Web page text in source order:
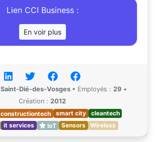
Lien CCI Business :
En voir plus
Saint-Dié-des-Vosges • Employés : 29 •
Création : 2012
constructiontech smart city
cleantech
it services IoT Sensors Wireless